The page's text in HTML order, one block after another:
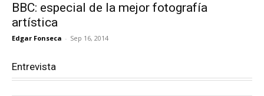
BBC: especial de la mejor fotografía
artística
Edgar Fonseca - Sep 16, 2014
Entrevista